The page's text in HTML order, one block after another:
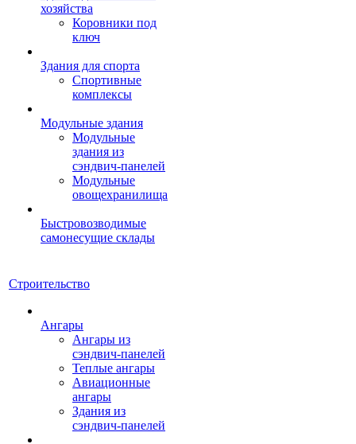
хозяйства
Коровники под
ключ
Здания для спорта
Спортивные
комплексы
Модульные здания
Модульные
здания из
сэндвич-панелей
Модульные
овощехранилища
Быстровозводимые
самонесущие склады
Строительство
Ангары
Ангары из
сэндвич-панелей
Теплые ангары
Авиационные
ангары
Здания из
сэндвич-панелей